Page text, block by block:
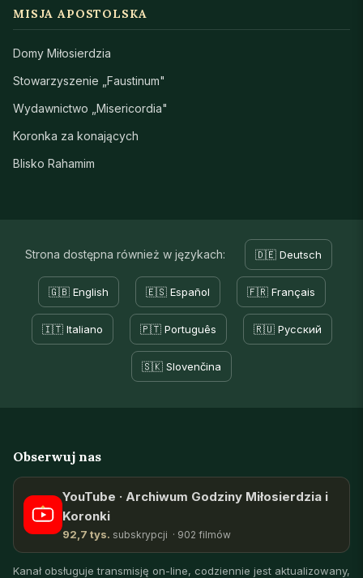
MISJA APOSTOLSKA
Domy Miłosierdzia
Stowarzyszenie „Faustinum"
Wydawnictwo „Misericordia"
Koronka za konających
Blisko Rahamim
Strona dostępna również w językach: 🇩🇪 Deutsch
🇬🇧 English 🇪🇸 Español 🇫🇷 Français
🇮🇹 Italiano 🇵🇹 Português 🇷🇺 Русский
🇸🇰 Slovenčina
Obserwuj nas
YouTube · Archiwum Godziny Miłosierdzia i
Koronki
92,7 tys. subskrypcji · 902 filmów
Kanał obsługuje transmisję on-line, codziennie jest aktualizowany,